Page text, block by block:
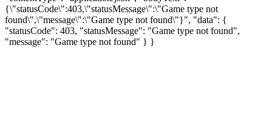
{\"statusCode\":403,\"statusMessage\":\"Game type not
found\",\"message\":\"Game type not found\"}", "data": {
"statusCode": 403, "statusMessage": "Game type not found",
"message": "Game type not found" } }